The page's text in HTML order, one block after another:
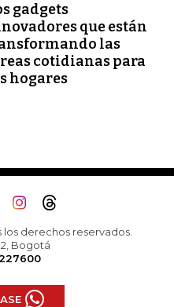
gadgets
que están
las
cotidianas para
hogares
los derechos reservados.
Bogotá